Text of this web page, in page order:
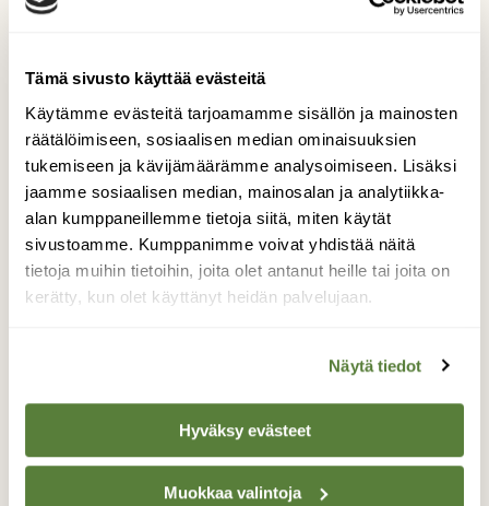
Tämä sivusto käyttää evästeitä
Käytämme evästeitä tarjoamamme sisällön ja mainosten
räätälöimiseen, sosiaalisen median ominaisuuksien
tukemiseen ja kävijämäärämme analysoimiseen. Lisäksi
jaamme sosiaalisen median, mainosalan ja analytiikka-
alan kumppaneillemme tietoja siitä, miten käytät
sivustoamme. Kumppanimme voivat yhdistää näitä
tietoja muihin tietoihin, joita olet antanut heille tai joita on
kerätty, kun olet käyttänyt heidän palvelujaan.
Näytä tiedot
Hyväksy evästeet
Muokkaa valintoja
Ruusu
Juhannus on ruusujen aikaa.
Valokuvaaja: Jaana Saarelainen, Marjala, Joensuu
11.6.2026
TAKAISIN LISTAAN